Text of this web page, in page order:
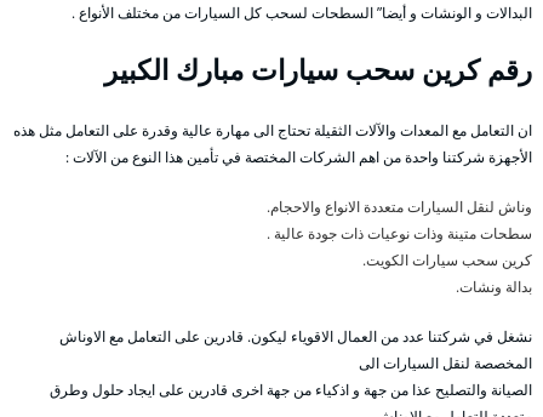
البدالات و الونشات و أيضا” السطحات لسحب كل السيارات من مختلف الأنواع .
رقمكرين سحب سيارات مبارك الكبير
ان التعامل مع المعدات والآلات الثقيلة تحتاج الى مهارة عالية وقدرة على التعامل مثل هذه
الأجهزة شركتنا واحدة من اهم الشركات المختصة في تأمين هذا النوع من الآلات :
وناش لنقل السيارات متعددة الانواع والاحجام.
سطحات متينة وذات نوعيات ذات جودة عالية .
كرين سحب سيارات الكويت.
بدالة ونشات.
نشغل في شركتنا عدد من العمال الاقوياء ليكون. قادرين على التعامل مع الاوناش
المخصصة لنقل السيارات الى
الصيانة والتصليح عذا من جهة و اذكياء من جهة اخرى قادرين على ايجاد حلول وطرق